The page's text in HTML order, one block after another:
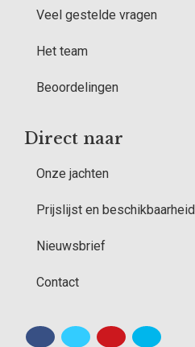
Veel gestelde vragen
Het team
Beoordelingen
Direct naar
Onze jachten
Prijslijst en beschikbaarheid
Nieuwsbrief
Contact